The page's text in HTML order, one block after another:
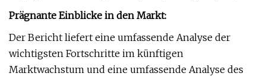
Prägnante Einblicke in den Markt:
Der Bericht liefert eine umfassende Analyse der
wichtigsten Fortschritte im künftigen
Marktwachstum und eine umfassende Analyse des